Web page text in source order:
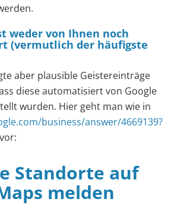
weder von Ihnen noch
(vermutlich der häufigste
aber plausible Geistereinträge
diese automatisiert von Google
wurden. Hier geht man wie in
business/answer/4669139?
Standorte auf
melden